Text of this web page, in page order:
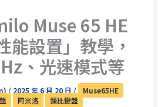
Muse 65 HE
能設置」教學，
、光速模式等
/ 2025 年 6 月 20 日 /
Muse65HE
阿米洛 類比鍵盤